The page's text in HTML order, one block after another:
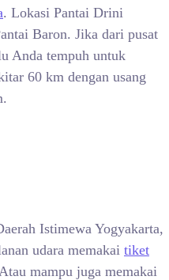
. Lokasi Pantai Drini
Baron. Jika dari pusat
Anda tempuh untuk
60 km dengan usang
Istimewa Yogyakarta,
udara memakai tiket
mampu juga memakai